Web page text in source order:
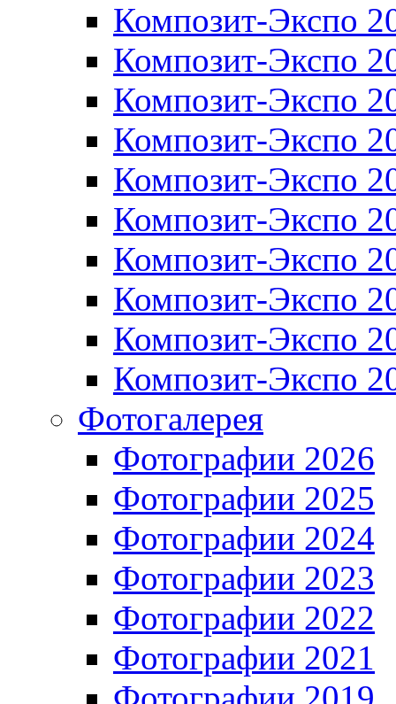
Композит-Экспо
Композит-Экспо
Композит-Экспо
Композит-Экспо
Композит-Экспо
Композит-Экспо
Композит-Экспо
Композит-Экспо
Композит-Экспо
Композит-Экспо
Фотогалерея
Фотографии 2026
Фотографии 2025
Фотографии 2024
Фотографии 2023
Фотографии 2022
Фотографии 2021